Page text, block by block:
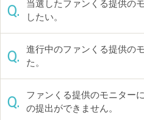
Q.
当選したファンくる提供の
したい。
Q.
進行中のファンくる提供の
た。
Q.
ファンくる提供のモニター
の提出ができません。